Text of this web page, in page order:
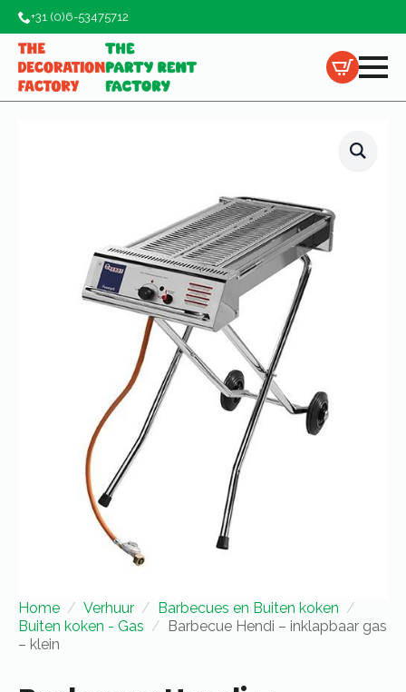
+31 (0)6-53475712
Home Verhuur
Barbecues en Buiten koken
Buiten koken - Gas
Barbecue Hendi – inklapbaar gas
– klein